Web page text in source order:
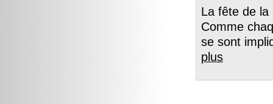
La fête de la
Comme
se sont
plus